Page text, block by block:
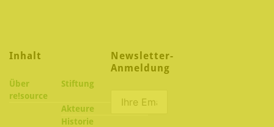
Inhalt
Über
re!source
Stiftung
Akteure
Historie
Newsletter-
Anmeldung